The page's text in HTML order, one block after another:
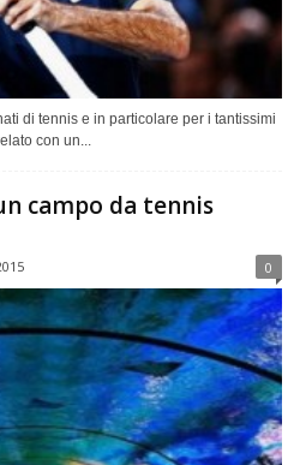
di tennis e in particolare per i tantissimi
con un...
campo da tennis
0